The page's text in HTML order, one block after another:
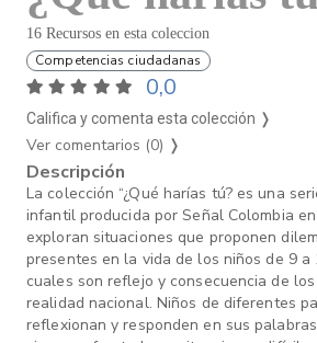
16 Recursos en esta coleccion
Competencias ciudadanas
0,0
Califica y comenta esta colección ❭
Ver comentarios (0) ❭
Descripción
La colección “¿Qué harías tú? es una
infantil producida por Señal Colombia
exploran situaciones que proponen
presentes en la vida de los niños de 9 a
cuales son reflejo y consecuencia de
realidad nacional. Niños de diferentes
reflexionan y responden en sus